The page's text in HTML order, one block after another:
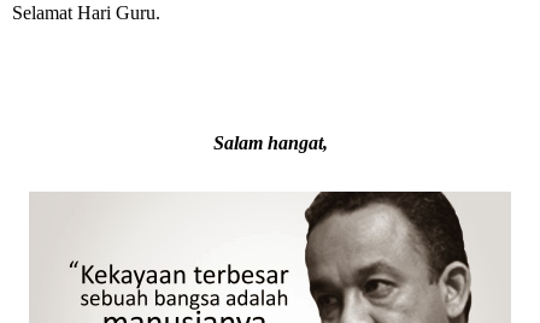
Selamat Hari Guru.
Salam hangat,